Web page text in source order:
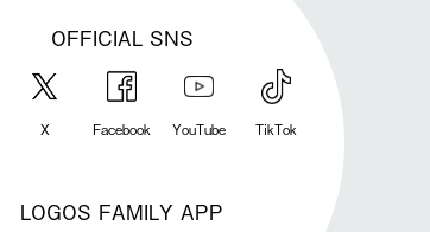
OFFICIAL SNS
X Facebook YouTube TikTok
LOGOS FAMILY APP